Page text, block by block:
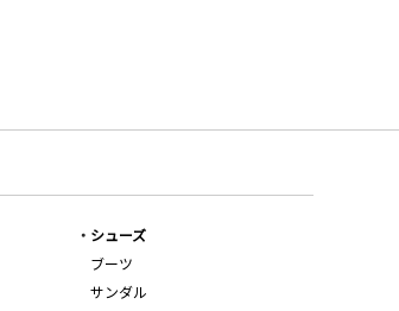
シューズ
ブーツ
サンダル